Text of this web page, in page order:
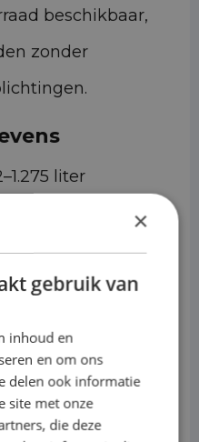
beschikbaar,
zonder
liter
van
kg
ton
varianten
varianten
×
gebruik van
inhoud en
en om ons
delen ook informatie
site met onze
die deze